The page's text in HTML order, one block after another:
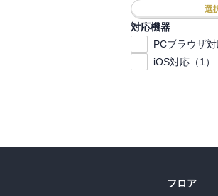
選
対応機器
PCブラウザ対
iOS対応（1）
フロア